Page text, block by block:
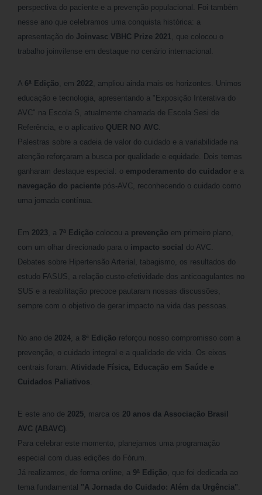
perspectiva do paciente e a prevenção populacional. Foi também
nesse ano que celebramos uma conquista histórica: a
apresentação do Joinvasc VBHC Prize 2021, que colocou o
trabalho joinvilense em destaque no cenário internacional.
A 6ª Edição, em 2022, ampliou ainda mais os horizontes. Unimos
educação e tecnologia, apresentando a "Exposição Interativa do
AVC" na Escola S, atualmente chamada de Escola Sesi de
Referência, e o aplicativo QUER NO AVC.
Palestras sobre a cadeia de valor do cuidado e a variabilidade na
atenção reforçaram a busca por qualidade e equidade. Dois temas
ganharam destaque especial: o empoderamento do cuidador e a
navegação do paciente pós-AVC, reconhecendo o cuidado como
uma jornada contínua.
Em 2023, a 7ª Edição colocou a prevenção em primeiro plano,
com um olhar direcionado para o impacto social do AVC.
Debates sobre Hipertensão Arterial, tabagismo, os resultados do
estudo FASUS, a relação custo-efetividade dos anticoagulantes no
SUS e a reabilitação precoce pautaram nossas discussões,
sempre com o objetivo de gerar impacto na vida das pessoas.
No ano de 2024, a 8ª Edição reforçou nosso compromisso com a
prevenção, o cuidado integral e a qualidade de vida. Os eixos
centrais foram: Atividade Física, Educação em Saúde e
Cuidados Paliativos.
E este ano de 2025, marca os 20 anos da Associação Brasil
AVC (ABAVC).
Para celebrar este momento, planejamos uma programação
especial com duas edições do Fórum.
Já realizamos, de forma online, a 9ª Edição, que foi dedicada ao
tema fundamental "A Jornada do Cuidado: Além da Urgência".